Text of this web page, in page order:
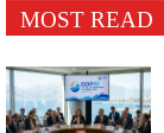
MOST READ